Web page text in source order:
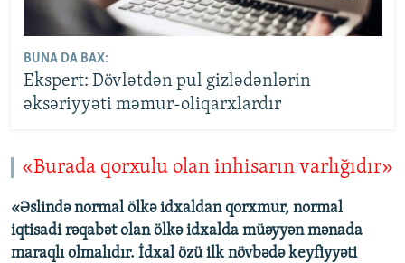
BUNA DA BAX:
Ekspert: Dövlətdən pul gizlədənlərin
əksəriyyəti məmur-oliqarxlardır
«Burada qorxulu olan inhisarın varlığıdır»
«Əslində normal ölkə idxaldan qorxmur, normal
iqtisadi rəqabət olan ölkə idxalda müəyyən mənada
maraqlı olmalıdır. İdxal özü ilk növbədə keyfiyyəti